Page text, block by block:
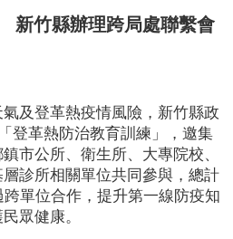
新竹縣辦理跨局處聯繫會
及登革熱疫情風險，新竹縣政
登革熱防治教育訓練」，邀集
市公所、衛生所、大專院校、
診所相關單位共同參與，總計
單位合作，提升第一線防疫知
眾健康。